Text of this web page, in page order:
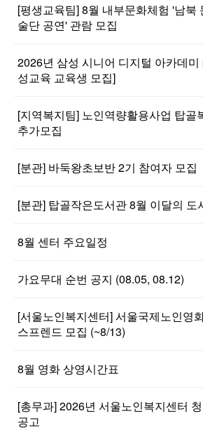
[평생교육팀] 8월 내부문화체험 '남북
술단 공연' 관람 모집
2026년 삼성 시니어 디지털 아카데
성교육 교육생 모집]
[지역복지팀] 노인역량활용사업 탑골
추가모집
[분관] 바둑왕초보반 2기 참여자 모집
[분관] 탑골작은도서관 8월 이달의 도
8월 센터 주요일정
가요무대 순번 공지 (08.05, 08.12)
[서울노인복지센터] 서울국제노인영
스프렌드 모집 (~8/13)
8월 영화 상영시간표
[총무과] 2026년 서울노인복지센터
공고